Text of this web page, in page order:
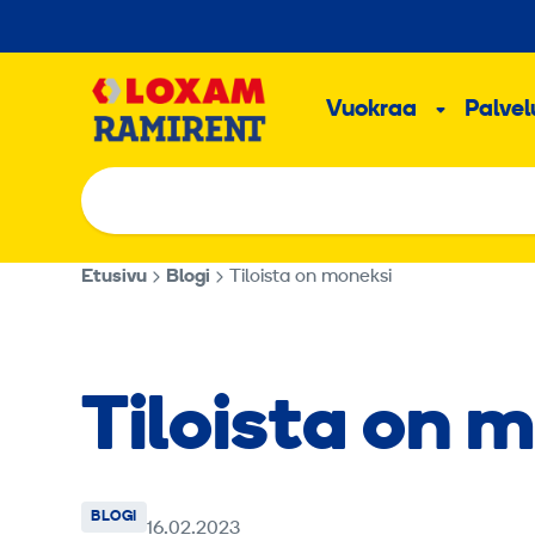
sisältöön
Vuokraa
Etusivu Blogi Tiloista on moneksi
Tiloista on
BLOGI
16.02.2023